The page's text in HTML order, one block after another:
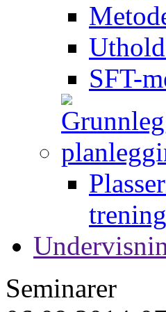
SFT-
Seminarer